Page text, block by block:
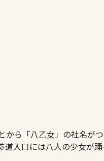
ら「八乙女」の社名が
入口には八人の少女が